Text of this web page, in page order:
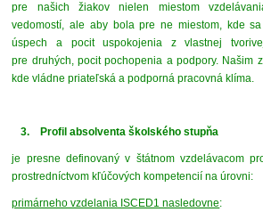
pre našich žiakov nielen miestom
vedomostí, ale aby bola pre ne miestom, kde
úspech a pocit uspokojenia z vlastnej
pre druhých, pocit pochopenia a podpory. Našim
kde vládne priateľská a podporná pracovná klíma.
3. Profil absolventa školského stupňa
je presne definovaný v štátnom vzdelávacom
prostredníctvom kľúčových kompetencií na úrovni:
primárneho vzdelania ISCED1 nasledovne: